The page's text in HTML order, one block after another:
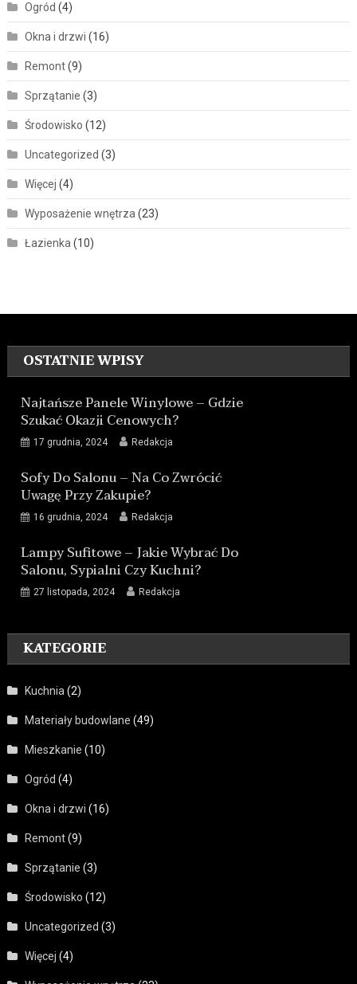
Ogród (4)
Okna i drzwi (16)
Remont(9)
Sprzątanie (3)
Środowisko (12)
Uncategorized (3)
Więcej (4)
Wyposażenie wnętrza (23)
Łazienka (10)
OSTATNIE WPISY
Najtańsze Panele Winylowe – Gdzie
Szukać Okazji Cenowych?
17 grudnia, 2024 Redakcja
Sofy Do Salonu – Na Co Zwrócić
Uwagę Przy Zakupie?
16 grudnia, 2024 Redakcja
Lampy Sufitowe – Jakie Wybrać Do
Salonu, Sypialni Czy Kuchni?
27 listopada, 2024 Redakcja
KATEGORIE
Kuchnia (2)
Materiały budowlane (49)
Mieszkanie (10)
Ogród (4)
Okna i drzwi (16)
Remont(9)
Sprzątanie (3)
Środowisko (12)
Uncategorized (3)
Więcej (4)